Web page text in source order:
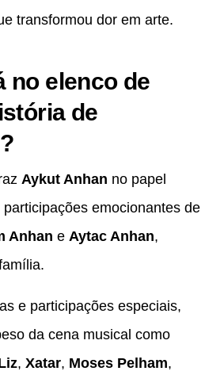
transformou dor em arte.
no elenco de
de
Aykut Anhan no papel
emocionantes de
Anhan e Aytac Anhan,
e participações especiais,
da cena musical como
, Xatar, Moses Pelham,